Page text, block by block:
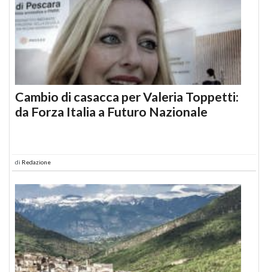
Cambio di casacca per Valeria Toppetti:
da Forza Italia a Futuro Nazionale
di Redazione